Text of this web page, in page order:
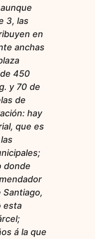
3, las
en
anchas
450
y 70 de
de
hay
que es
donde
Santiago,
esta
á la que